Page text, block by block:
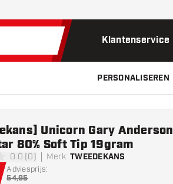
Klantenservice
PERSONALISEREN
0.0 (0) Merk: TWEEDEKANS
Unicorn Gary Anderson
80% Soft Tip 19gram
Adviesprijs:
54,95